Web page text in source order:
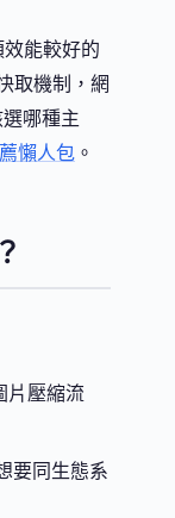
效能較好的
取機制，網
哪種主
懶人包 。
片壓縮流
要同生態系